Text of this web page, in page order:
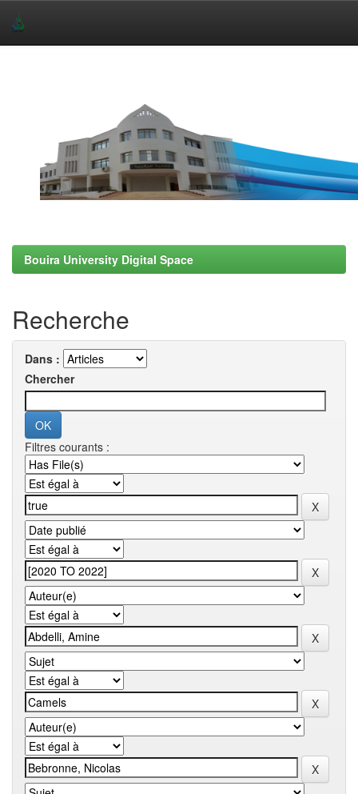
Bouira University Digital Space
Recherche
Dans :
Chercher
Filtres courants :